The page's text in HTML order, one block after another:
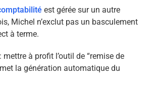
est gérée sur un autre
Michel n’exclut pas un basculement
à terme.
mettre à profit l’outil de “remise de
la génération automatique du